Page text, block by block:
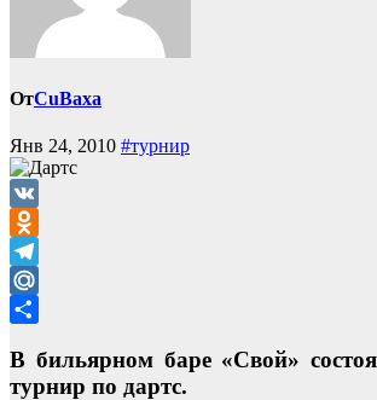
ОтCuBaxa
Янв 24, 2010 #турнир
VK
Odnoklassniki
Telegram
Mail.Ru
В бильярном баре «Свой»
турнир по дартс.